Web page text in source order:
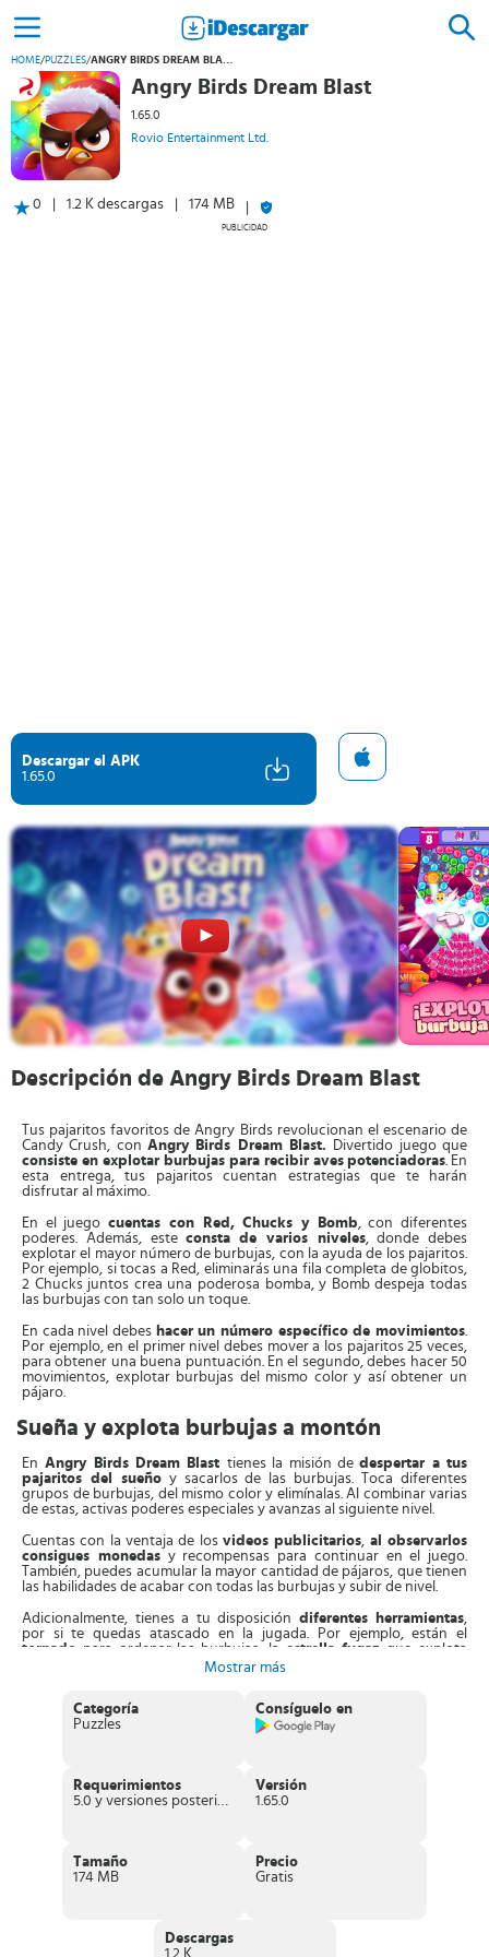
HOME/PUZZLES/ ANGRY BIRDS DREAM BLAST
Angry Birds Dream Blast
1.65.0
Rovio Entertainment Ltd.
0 1.2 K descargas 174 MB
PUBLICIDAD
Descargar el APK
1.65.0
Descripción de Angry Birds Dream Blast
Tus pajaritos favoritos de Angry Birds revolucionan el escenario de
Candy Crush, con Angry Birds Dream Blast.
Divertido juego que
consiste en explotar burbujas para recibir aves potenciadoras. En
esta entrega, tus pajaritos cuentan estrategias que te harán
disfrutar al máximo.
En el juegocuentas con Red, Chucks y Bomb, con diferentes
poderes. Además, esteconsta de varios niveles, donde debes
explotar el mayor número de burbujas, con la ayuda de los pajaritos.
Por ejemplo, si tocas a Red, eliminarás una fila completa de globitos,
2 Chucks juntos crea una poderosa bomba, y Bomb despeja todas
las burbujas con tan solo un toque.
En cada nivel debes hacer un número específico de movimientos.
Por ejemplo, en el primer nivel debes mover a los pajaritos 25 veces,
para obtener una buena puntuación. En el segundo, debes hacer 50
movimientos, explotar burbujas del mismo color y así obtener un
pájaro.
Sueña y explota burbujas a montón
En Angry Birds Dream Blast tienes la misión dedespertar a tus
pajaritos del sueñoy sacarlos de las burbujas. Toca diferentes
grupos de burbujas, del mismo color y elimínalas. Al combinar varias
de estas, activas poderes especiales y avanzas al siguiente nivel.
Cuentas con la ventaja de los videos publicitarios, al observarlos
consigues monedasy recompensas para continuar en el juego.
También, puedes acumular la mayor cantidad de pájaros, que tienen
las habilidades de acabar con todas las burbujas y subir de nivel.
Adicionalmente, tienes a tu disposición diferentes herramientas,
por si te quedas atascado en la jugada. Por ejemplo, están el
tornado
para ordenar las burbujas, la estrella fugaz que explota
burbujas de diferentes colores y el tirachinas
Recuerda que tienes un número limitado de movimientos en cada
partida. Si los agotas todos, puedes quedarte estancado en el juego.
Por otra parte,es posible jugar Angry Birds Dream Blast
puedes jugar con conexión a internet o sin esta.
Mostrar más
Categoría
Puzzles
Consíguelo en
Requerimientos
5.0 y versiones posteriores
Versión
1.65.0
Tamaño
174 MB
Precio
Gratis
Descargas
1.2 K